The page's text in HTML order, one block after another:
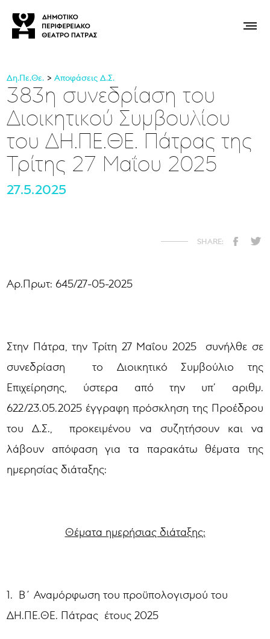
Δη.Πε.Θε. Αποφάσεις Δ.Σ.
383η συνεδρίαση του
Διοικητικού Συμβουλίου
του ΔΗ.ΠΕ.ΘΕ. Πάτρας της
Τρίτης 27 Μαΐου 2025
27.5.2025
Αρ.Πρωτ: 645/27-05-2025
Στην Πάτρα, την Τρίτη 27 Μαΐου 2025 συνήλθε σε
συνεδρίαση το Διοικητικό Συμβούλιο της
Επιχείρησης, ύστερα από την υπ’ αριθμ.
622/23.05.2025 έγγραφη πρόσκληση της Προέδρου
του Δ.Σ., προκειμένου να συζητήσουν και να
λάβουν απόφαση για τα παρακάτω θέματα της
ημερησίας διάταξης:
Θέματα ημερήσιας διάταξης:
1. Β΄ Αναμόρφωση του προϋπολογισμού του
ΔΗ.ΠΕ.ΘΕ. Πάτρας έτους 2025